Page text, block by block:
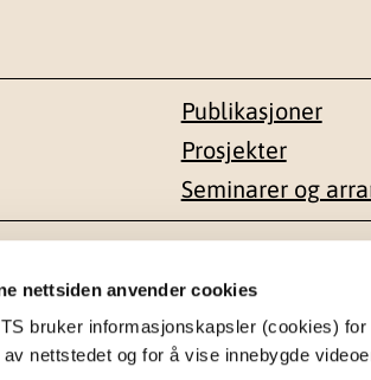
nettsiden anvender cookies
bruker informasjonskapsler (cookies)
av nettstedet og for å vise innebygde
Publikasjoner
Prosjekter
Seminarer og
Besøksadresse
Gullhaugveien 1-3